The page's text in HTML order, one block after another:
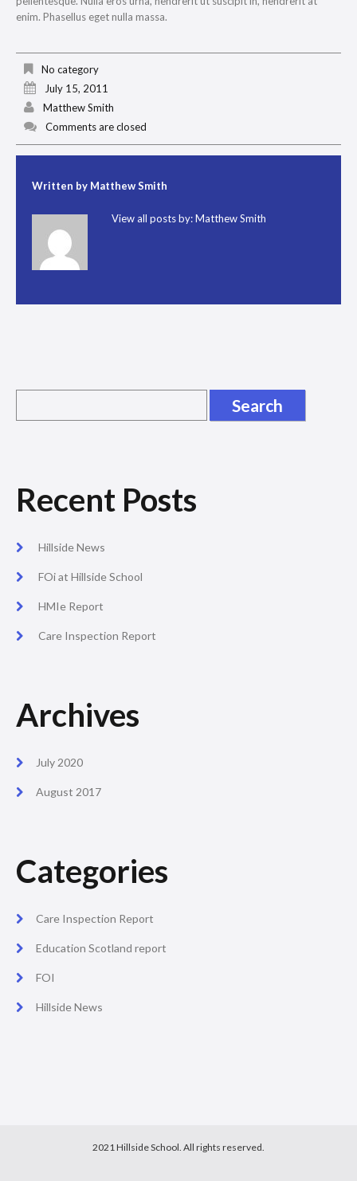
enim. Phasellus eget nulla massa.
No category
July 15, 2011
Matthew Smith
Comments are closed
Written by Matthew Smith
View all posts by:Matthew Smith
Recent Posts
Hillside News
FOi at Hillside School
HMIe Report
Care Inspection Report
Archives
July 2020
August 2017
Categories
Care Inspection Report
Education Scotland report
FOI
Hillside News
2021 Hillside School. All rights reserved.